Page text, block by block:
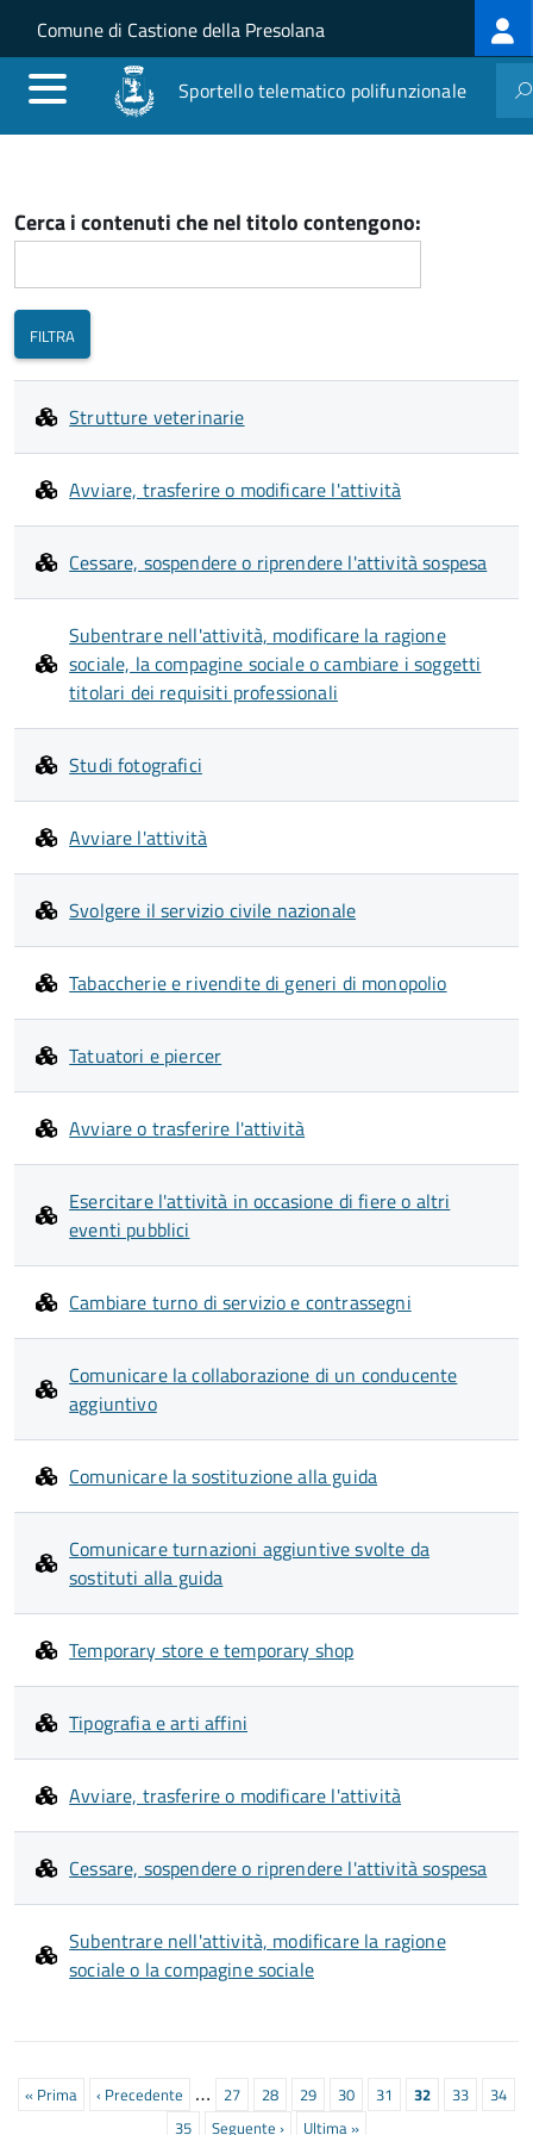
Salta al contenuto principale
Skip to site navigation
Comune di Castione della Presolana
Sportello telematico polifunzionale
Cerca i contenuti che nel titolo contengono:
Strutture veterinarie
Avviare, trasferire o modificare l'attività
Cessare, sospendere o riprendere l'attività sospesa
Subentrare nell'attività, modificare la ragione
sociale, la compagine sociale o cambiare i soggetti
titolari dei requisiti professionali
Studi fotografici
Avviare l'attività
Svolgere il servizio civile nazionale
Tabaccherie e rivendite di generi di monopolio
Tatuatori e piercer
Avviare o trasferire l'attività
Esercitare l'attività in occasione di fiere o altri
eventi pubblici
Cambiare turno di servizio e contrassegni
Comunicare la collaborazione di un conducente
aggiuntivo
Comunicare la sostituzione alla guida
Comunicare turnazioni aggiuntive svolte da
sostituti alla guida
Temporary store e temporary shop
Tipografia e arti affini
Avviare, trasferire o modificare l'attività
Cessare, sospendere o riprendere l'attività sospesa
Subentrare nell'attività, modificare la ragione
sociale o la compagine sociale
Paginazione
Prima
« Prima
Pagina
‹ Precedente … Pagina
27 Pagina
28 Pagina
29 Pagina
30 Pagina
31
Pagina
32 Pagina
33
34
Pagina
35 Prossima
Seguente › Ultima
Ultima »